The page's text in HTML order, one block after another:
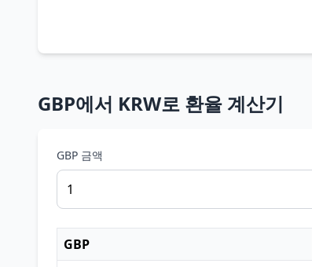
GBP에서 KRW로 환율 계산기
GBP 금액
GBP